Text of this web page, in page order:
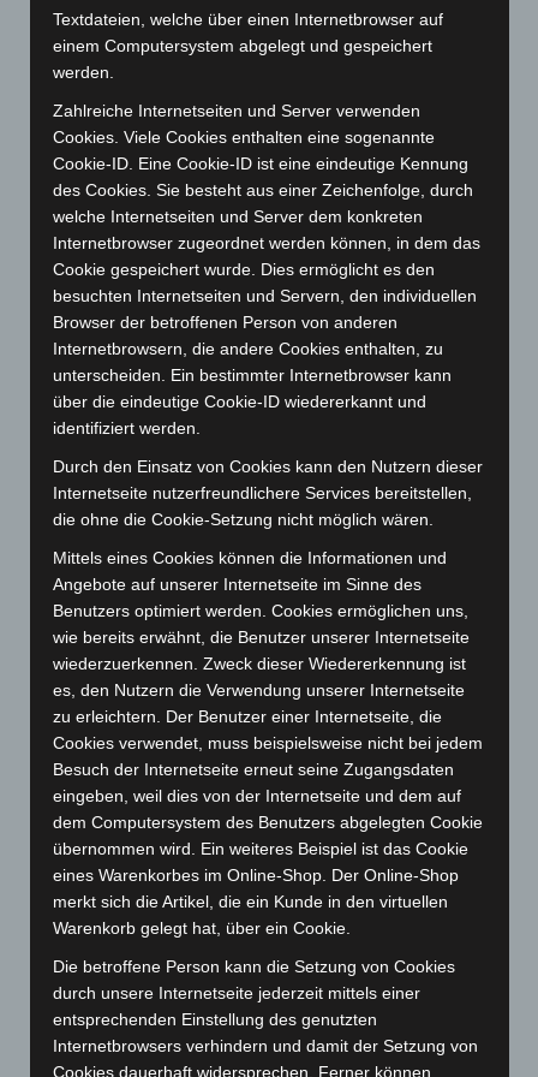
Dezember 2025
(103)
November 2025(114)
Oktober 2025
September 2025(93)
August 2025 (90)
Juli 2025(90)
Juni 2025(103)
Mai 2025
April 2025(88)
März 2025(111)
Februar 2025(96)
Januar 2025(88)
Dezember 2024(89)
November 2024(94)
Oktober 2024 (93)
September 2024
(112)
August 2024(107)
Juli 2024(89)
Juni 2024(107)
Mai 2024 (149)
April 2024(102)
März 2024(103)
Februar 2024(103)
Januar 2024
(111)
Dezember 2023(130)
November 2023(130)
September 2023
August 2023(134)
Juli 2023(118)
Textdateien, welche über einen Internetbrowser auf
einem Computersystem abgelegt und gespeichert
werden.
Zahlreiche Internetseiten und Server verwenden
Cookies. Viele Cookies enthalten eine sogenannte
Cookie-ID. Eine Cookie-ID ist eine eindeutige Kennung
des Cookies. Sie besteht aus einer Zeichenfolge, durch
welche Internetseiten und Server dem konkreten
Internetbrowser zugeordnet werden können, in dem das
Cookie gespeichert wurde. Dies ermöglicht es den
besuchten Internetseiten und Servern, den individuellen
Browser der betroffenen Person von anderen
Internetbrowsern, die andere Cookies enthalten, zu
unterscheiden. Ein bestimmter Internetbrowser kann
über die eindeutige Cookie-ID wiedererkannt und
identifiziert werden.
Durch den Einsatz von Cookies kann den Nutzern dieser
Internetseite nutzerfreundlichere Services bereitstellen,
die ohne die Cookie-Setzung nicht möglich wären.
Mittels eines Cookies können die Informationen und
Angebote auf unserer Internetseite im Sinne des
Benutzers optimiert werden. Cookies ermöglichen uns,
wie bereits erwähnt, die Benutzer unserer Internetseite
wiederzuerkennen. Zweck dieser Wiedererkennung ist
es, den Nutzern die Verwendung unserer Internetseite
zu erleichtern. Der Benutzer einer Internetseite, die
Cookies verwendet, muss beispielsweise nicht bei jedem
Besuch der Internetseite erneut seine Zugangsdaten
eingeben, weil dies von der Internetseite und dem auf
dem Computersystem des Benutzers abgelegten Cookie
übernommen wird. Ein weiteres Beispiel ist das Cookie
eines Warenkorbes im Online-Shop. Der Online-Shop
merkt sich die Artikel, die ein Kunde in den virtuellen
Warenkorb gelegt hat, über ein Cookie.
Die betroffene Person kann die Setzung von Cookies
durch unsere Internetseite jederzeit mittels einer
entsprechenden Einstellung des genutzten
Internetbrowsers verhindern und damit der Setzung von
Cookies dauerhaft widersprechen. Ferner können